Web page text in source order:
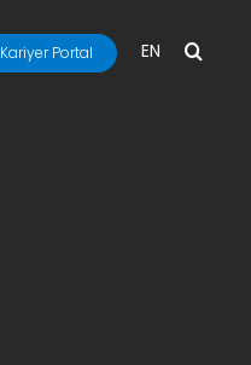
Kariyer Portal EN